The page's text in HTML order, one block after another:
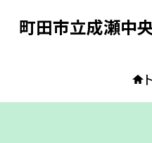
町田市立成瀬中